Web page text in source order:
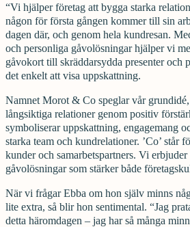
“Vi hjälper företag att bygga starka
någon för första gången kommer till sin
dagen där, och genom hela kundresan.
och personliga gåvolösningar hjälper vi
gåvokort till skräddarsydda presenter och
det enkelt att visa uppskattning.
Namnet Morot & Co speglar vår
långsiktiga relationer genom positiv
symboliserar uppskattning, engagemang
starka team och kundrelationer. ’Co’ står
kunder och samarbetspartners. Vi erbjuder
gåvolösningar som stärker både
När vi frågar Ebba om hon själv minns
lite extra, så blir hon sentimental. “Jag
detta häromdagen – jag har så många